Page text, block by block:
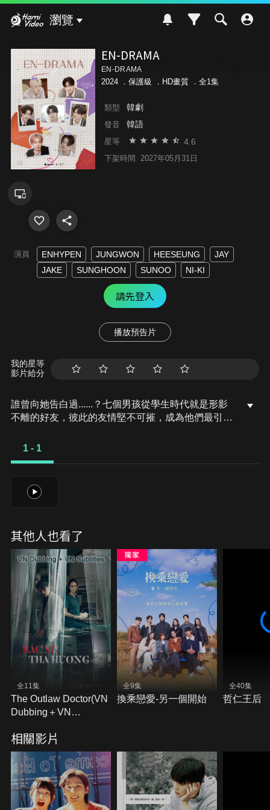
瀏覽
EN-DRAMA
EN-DRAMA
2024 ． 保護級 ．HD畫質 ．全1集
類型 韓劇
發音 韓語
星等 4.6
下架時間 2027年05月31日
演員 ENHYPEN JUNGWON HEESEUNG
JAY
JAKE
SUNGHOON SUNOO NI-KI
請先登入
播放預告片
我的星等
影片給分
誰曾向她告白過......？七個男孩從學生時代就是形影
不離的好友，彼此的友情堅不可摧，成為他們最引以
話題卻意外繞回了當年的初戀。沒想到，他們都喜歡
心底。直到某天，那位女孩突然移居國外，在他們經
常聚會的秘密基地留下了一張字條：「謝謝你告訴我
今再次重逢，他們決定揭開那段青春往事的真相。到
底，當年是誰鼓起勇氣，向她告白了呢？
1 - 1
1
其他人也看了
全11集
The Outlaw Doctor(VN
Dubbing＋VN
全9集
換乘戀愛-另一個開始
全40集
哲仁王后
相關影片